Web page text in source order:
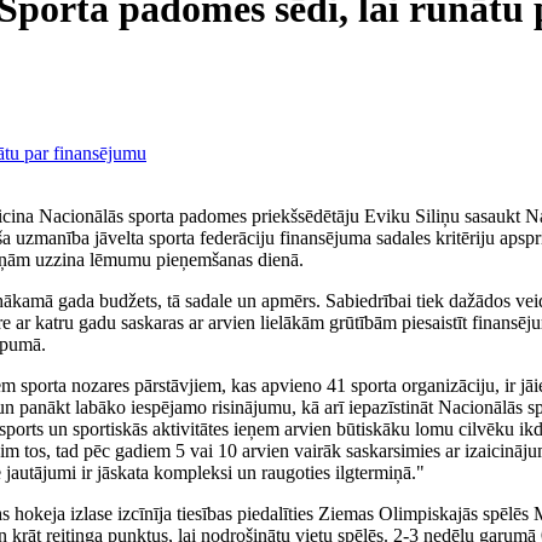
padomes sēdi, lai
Nacionālās sporta padomes priekšsēdētāju Eviku Siliņu sasaukt
uzmanība jāvelta sporta federāciju finansējuma sadales kritēriju
uzzina lēmumu pieņemšanas dienā.
gada budžets, tā sadale un apmērs. Sabiedrībai tiek dažādos
katru gadu saskaras ar arvien lielākām grūtībām piesaistīt
nozares pārstāvjiem, kas apvieno 41 sporta organizāciju, ir
panākt labāko iespējamo risinājumu, kā arī iepazīstināt Nacionālās
un sportiskās aktivitātes ieņem arvien būtiskāku lomu cilvēku
tos, tad pēc gadiem 5 vai 10 arvien vairāk saskarsimies ar
jautājumi ir jāskata kompleksi un raugoties ilgtermiņā."
izlase izcīnīja tiesības piedalīties Ziemas Olimpiskajās
reitinga punktus, lai nodrošinātu vietu spēlēs. 2-3 nedēļu garumā